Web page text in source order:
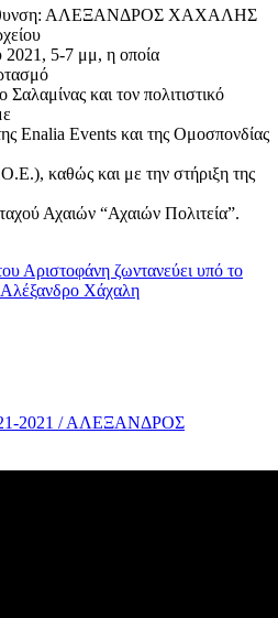
ΑΛΕΞΑΝΔΡΟΣ ΧΑΧΑΛΗΣ
2021, 5-7 μμ, η οποία
και τον πολιτιστικό
Enalia Events και της Ομοσπονδίας
καθώς και με την στήριξη της
Αχαιών “Αχαιών Πολιτεία”.
ζωντανεύει υπό το
Χάχαλη
2021 / ΑΛΕΞΑΝΔΡΟΣ